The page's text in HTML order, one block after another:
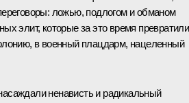
ложью, подлогом и обманом
элит, которые за это время превратили
в военный плацдарм, нацеленный
ненависть и радикальный